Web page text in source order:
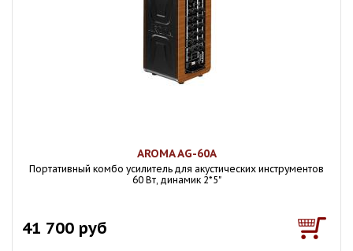
AROMA AG-60A
Портативный комбо усилитель для акустических инструментов
60 Вт, динамик 2*5"
41 700 руб